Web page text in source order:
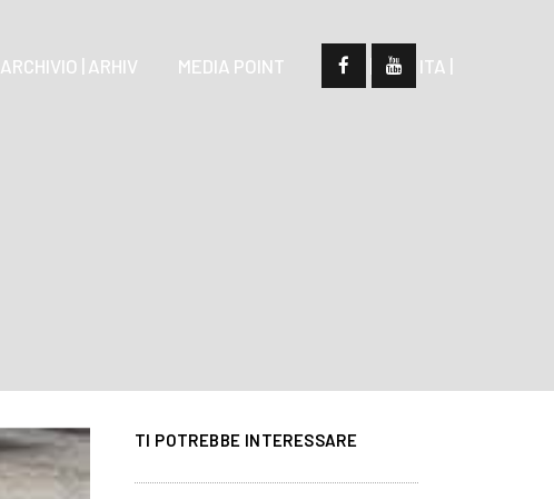
ARCHIVIO | ARHIV MEDIA POINT | SLO | | ITA |
TI POTREBBE INTERESSARE